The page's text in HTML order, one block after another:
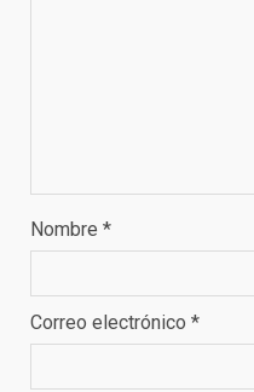
Nombre *
Correo electrónico *